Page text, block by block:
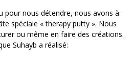
pour nous détendre, nous avons à
spéciale « therapy putty ». Nous
ou même en faire des créations.
Suhayb a réalisé: